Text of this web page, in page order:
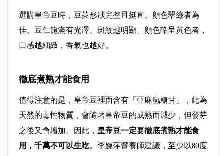
選購皇帝豆時，豆莢形狀完整且挺直、顏色翠綠者為
佳。豆仁飽滿有光澤、斑紋越明顯、顏色略呈黃色者，
口感越細緻，香氣也越好。
徹底煮熟才能食用
值得注意的是，皇帝豆裡面含有「亞麻氫糖甘」，此為
天然的毒性物質，會隨著皇帝豆的成熟而減少，但發芽
之後又會增加。因此， 皇帝豆一定要徹底煮熟才能食
用，千萬不可以生吃。李婉萍營養師建議，至少以80度